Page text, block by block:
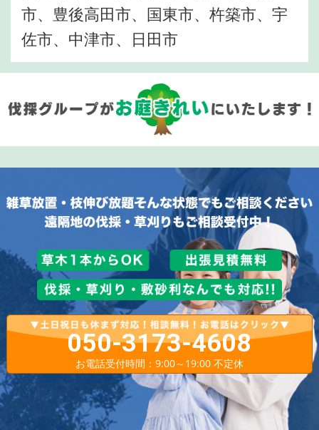
市、豊後高田市、国東市、杵築市、宇
佐市、中津市、日田市
050-3173-4608
お電話受付時間：9:00～19:00 不定休